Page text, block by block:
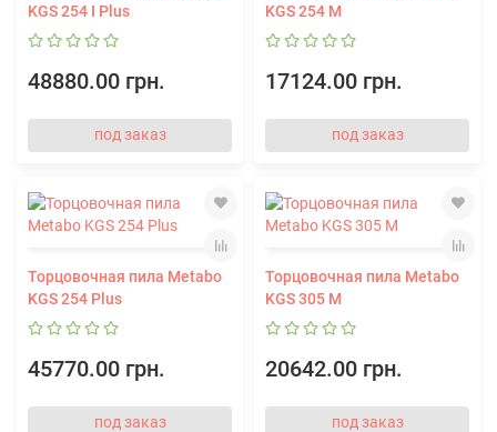
KGS 254 I Plus
48880.00 грн.
под заказ
KGS 254 M
17124.00 грн.
под заказ
Торцовочная пила Metabo
KGS 254 Plus
45770.00 грн.
под заказ
Торцовочная пила Metabo
KGS 305 M
20642.00 грн.
под заказ